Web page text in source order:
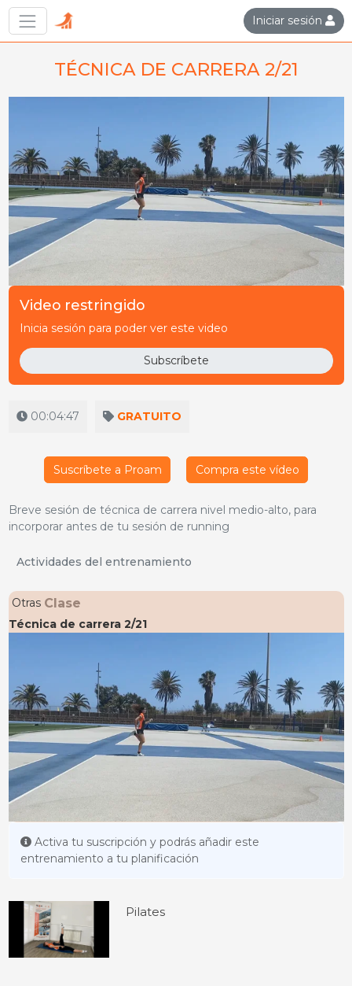
Iniciar sesión
TÉCNICA DE CARRERA 2/21
Video restringido
Inicia sesión para poder ver este video
Subscríbete
00:04:47 GRATUITO
Suscríbete a Proam Compra este vídeo
Breve sesión de técnica de carrera nivel medio-alto, para
incorporar antes de tu sesión de running
Actividades del entrenamiento
Otras Clase
Técnica de carrera 2/21
Activa tu suscripción y podrás añadir este
entrenamiento a tu planificación
Pilates